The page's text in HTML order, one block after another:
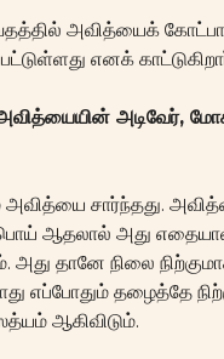
அவித்யைக்
எனக்
அடிவேர்,
அவித்யை சார்ந்தது.
ஆதலால் அது
அது தானே நிலை
எப்போதும் தழைத்தே
ஆகிவிடும்.